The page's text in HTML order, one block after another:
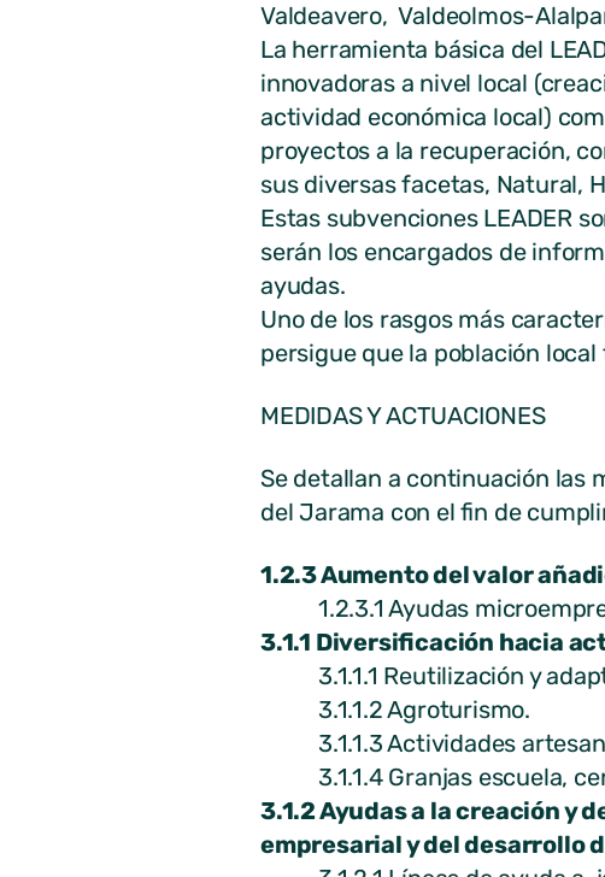
Valdeavero, Valdeolmos-
La herramienta básica del
innovadoras a nivel local
actividad económica local)
proyectos a la recuperación,
sus diversas facetas, Natural,
Estas subvenciones LEADER
serán los encargados de
ayudas.
Uno de los rasgos más
persigue que la población
MEDIDAS Y ACTUACIONES
Se detallan a continuación las
del Jarama con el fin de
1.2.3 Aumento del valor
1.2.3.1 Ayudas
3.1.1 Diversificación hacia
3.1.1.1 Reutilización y
3.1.1.2 Agroturismo.
3.1.1.3 Actividades
3.1.1.4 Granjas escuela,
3.1.2 Ayudas a la creación y
empresarial y del desarrollo